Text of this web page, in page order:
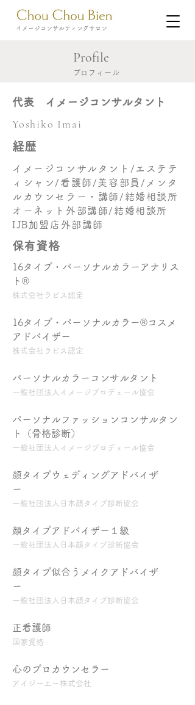
​イメージコンサルティングサロン
​Profile
​プロフィール
​代表 イメージコンサルタント
​Yoshiko Imai
​経歴
イメージコンサルタント/エステテ
ィシャン/看護師/美容部員/メンタ
ルカウンセラー・講師/結婚相談所
オーネット外部講師/結婚相談所
IJB加盟店外部講師
​保有資格
16タイプ・パーソナルカラーアナリス
ト®︎
​株式会社ラピス認定
1 6タイプ・パーソナルカラー®︎コスメ
アドバイザー
株式会社ラピス認定
パーソナルカラーコンサルタント
一般社団法人イメージプロデュール協会
パーソナルファッションコンサルタン
ト（骨格診断）
一般社団法人イメージプロデュール協会
顔タイプウェディングアドバイザ
ー
一般社団法人日本顔タイプ診断協会
顔タイプアドバイザー１級
一般社団法人日本顔タイプ診断協会
顔タイプ似合うメイクアドバイザ
ー
一般社団法人日本顔タイプ診断協会
正看護師
国家資格
心のプロカウンセラー
アイジーエー株式会社